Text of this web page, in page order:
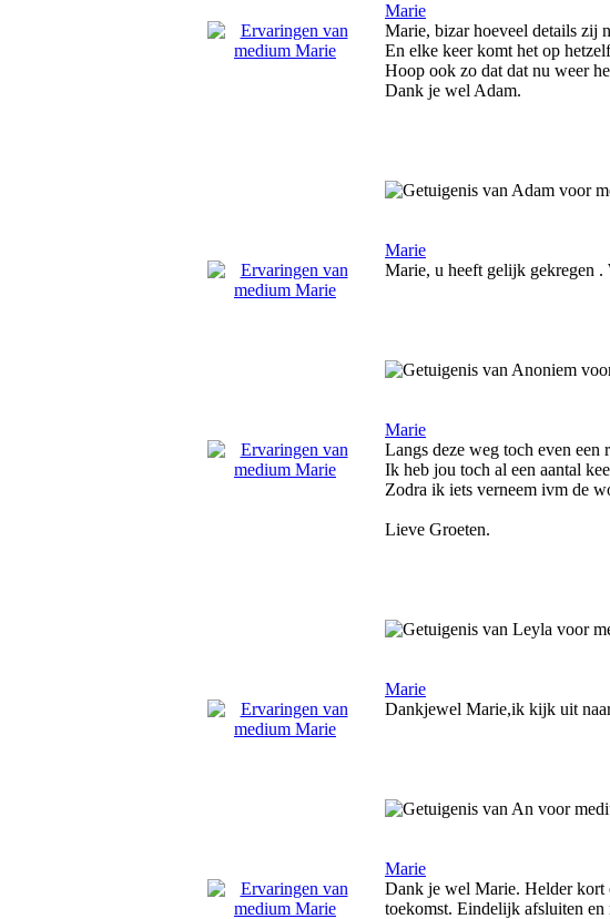
Marie
Marie, bizar hoeveel details zij
En elke keer komt het op
Hoop ook zo dat dat nu weer
Dank je wel Adam.
Marie
Marie, u heeft gelijk gekregen
Marie
Langs deze weg toch even een
Ik heb jou toch al een aantal
Zodra ik iets verneem ivm de
Lieve Groeten.
Marie
Dankjewel Marie,ik kijk uit
Marie
Dank je wel Marie. Helder kort
toekomst. Eindelijk afsluiten en